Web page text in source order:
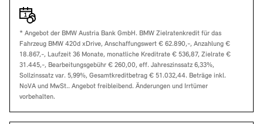
* Angebot der BMW Austria Bank GmbH. BMW Zielratenkredit für das
Fahrzeug BMW 420d xDrive, Anschaffungswert € 62.890,-, Anzahlung €
18.867,-, Laufzeit 36 Monate, monatliche Kreditrate € 536,87, Zielrate €
31.445,-, Bearbeitungsgebühr € 260,00, eff. Jahreszinssatz 6,33%,
Sollzinssatz var. 5,99%, Gesamtkreditbetrag € 51.032,44. Beträge inkl.
NoVA und MwSt.. Angebot freibleibend. Änderungen und Irrtümer
vorbehalten.